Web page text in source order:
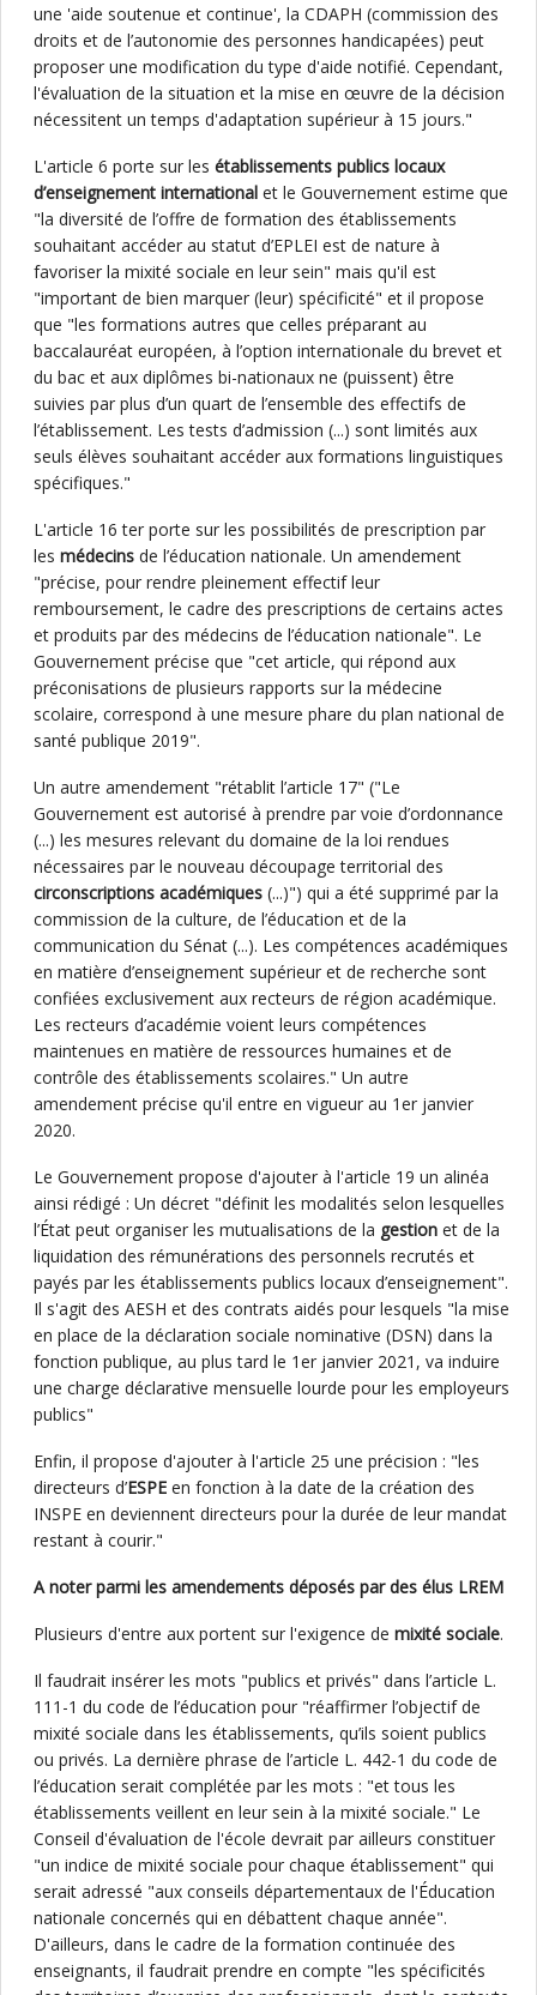
une 'aide soutenue et continue', la CDAPH (commission des
droits et de l’autonomie des personnes handicapées) peut
proposer une modification du type d'aide notifié. Cependant,
l'évaluation de la situation et la mise en œuvre de la décision
nécessitent un temps d'adaptation supérieur à 15 jours."
L'article 6 porte sur les établissements publics locaux
d’enseignement international et le Gouvernement estime que
"la diversité de l’offre de formation des établissements
souhaitant accéder au statut d’EPLEI est de nature à
favoriser la mixité sociale en leur sein" mais qu'il est
"important de bien marquer (leur) spécificité" et il propose
que "les formations autres que celles préparant au
baccalauréat européen, à l’option internationale du brevet et
du bac et aux diplômes bi-nationaux ne (puissent) être
suivies par plus d’un quart de l’ensemble des effectifs de
l’établissement. Les tests d’admission (...) sont limités aux
seuls élèves souhaitant accéder aux formations linguistiques
spécifiques."
L'article 16 ter porte sur les possibilités de prescription par
les médecins de l’éducation nationale. Un amendement
"précise, pour rendre pleinement effectif leur
remboursement, le cadre des prescriptions de certains actes
et produits par des médecins de l’éducation nationale". Le
Gouvernement précise que "cet article, qui répond aux
préconisations de plusieurs rapports sur la médecine
scolaire, correspond à une mesure phare du plan national de
santé publique 2019".
Un autre amendement "rétablit l’article 17" ("Le
Gouvernement est autorisé à prendre par voie d’ordonnance
(...) les mesures relevant du domaine de la loi rendues
nécessaires par le nouveau découpage territorial des
circonscriptions académiques (...)") qui a été supprimé par la
commission de la culture, de l’éducation et de la
communication du Sénat (...). Les compétences académiques
en matière d’enseignement supérieur et de recherche sont
confiées exclusivement aux recteurs de région académique.
Les recteurs d’académie voient leurs compétences
maintenues en matière de ressources humaines et de
contrôle des établissements scolaires." Un autre
amendement précise qu'il entre en vigueur au 1er janvier
2020.
Le Gouvernement propose d'ajouter à l'article 19 un alinéa
ainsi rédigé : Un décret "définit les modalités selon lesquelles
l’État peut organiser les mutualisations de la gestion et de la
liquidation des rémunérations des personnels recrutés et
payés par les établissements publics locaux d’enseignement".
Il s'agit des AESH et des contrats aidés pour lesquels "la mise
en place de la déclaration sociale nominative (DSN) dans la
fonction publique, au plus tard le 1er janvier 2021, va induire
une charge déclarative mensuelle lourde pour les employeurs
publics"
Enfin, il propose d'ajouter à l'article 25 une précision : "les
directeurs d’ESPE en fonction à la date de la création des
INSPE en deviennent directeurs pour la durée de leur mandat
restant à courir."
A noter parmi les amendements déposés par des élus LREM
Plusieurs d'entre aux portent sur l'exigence de mixité sociale.
Il faudrait insérer les mots "publics et privés" dans l’article L.
111-1 du code de l’éducation pour "réaffirmer l’objectif de
mixité sociale dans les établissements, qu’ils soient publics
ou privés. La dernière phrase de l’article L. 442-1 du code de
l’éducation serait complétée par les mots : "et tous les
établissements veillent en leur sein à la mixité sociale." Le
Conseil d'évaluation de l'école devrait par ailleurs constituer
"un indice de mixité sociale pour chaque établissement" qui
serait adressé "aux conseils départementaux de l'Éducation
nationale concernés qui en débattent chaque année".
D'ailleurs, dans le cadre de la formation continuée des
enseignants, il faudrait prendre en compte "les spécificités